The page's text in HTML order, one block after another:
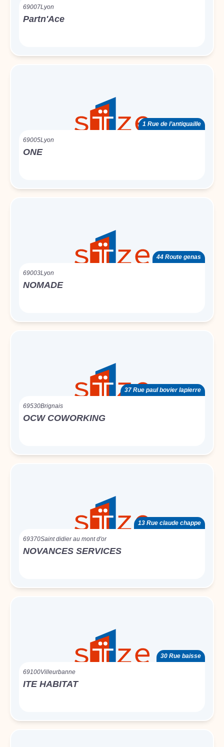
69007Lyon
Partn'Ace
1 Rue de l’antiquaille
69005Lyon
ONE
44 Route genas
69003Lyon
NOMADE
37 Rue paul bovier lapierre
69530Brignais
OCW COWORKING
13 Rue claude chappe
69370Saint didier au mont d'or
NOVANCES SERVICES
30 Rue baisse
69100Villeurbanne
ITE HABITAT